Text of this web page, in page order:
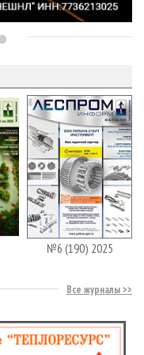
№6 (190) 2025
Все журналы